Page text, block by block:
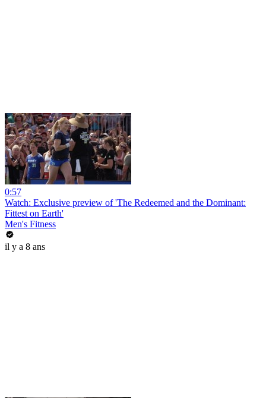
0:57
Watch: Exclusive preview of 'The Redeemed and the Dominant:
Fittest on Earth'
Men's Fitness
il y a 8 ans